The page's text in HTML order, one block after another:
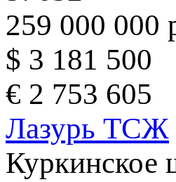
259 000 000
$ 3 181 500
€ 2 753 605
Лазурь ТСЖ
Куркинское